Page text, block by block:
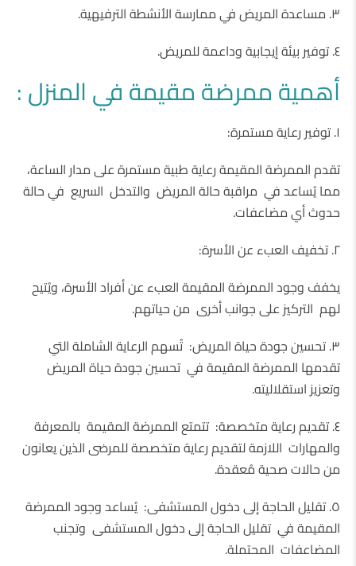
٣. مساعدة المريض في ممارسة الأنشطة الترفيهية.
٤. توفير بيئة إيجابية وداعمة للمريض.
أهمية ممرضة مقيمة في المنزل :
١. توفير رعاية مستمرة:
تقدم الممرضة المقيمة رعاية طبية مستمرة على مدار الساعة،
مما يُساعد في مراقبة حالة المريض والتدخل السريع في حالة
حدوث أي مضاعفات.
٢. تخفيف العبء عن الأسرة:
يخفف وجود الممرضة المقيمة العبء عن أفراد الأسرة، ويُتيح
لهم التركيز على جوانب أخرى من حياتهم.
٣. تحسين جودة حياة المريض: تُسهم الرعاية الشاملة التي
تقدمها الممرضة المقيمة في تحسين جودة حياة المريض
وتعزيز استقلاليته.
٤. تقديم رعاية متخصصة: تتمتع الممرضة المقيمة بالمعرفة
والمهارات اللازمة لتقديم رعاية متخصصة للمرضى الذين يعانون
من حالات صحية مُعقدة.
٥. تقليل الحاجة إلى دخول المستشفى: يُساعد وجود الممرضة
المقيمة في تقليل الحاجة إلى دخول المستشفى وتجنب
المضاعفات المحتملة.